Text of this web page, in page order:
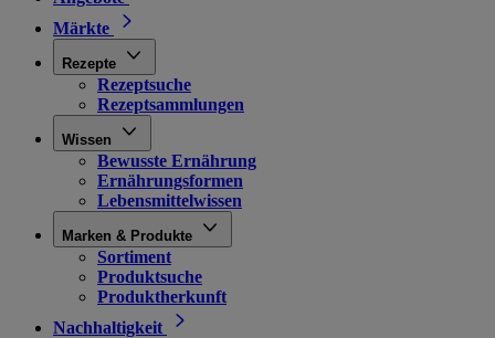
Märkte
Rezepte
Rezeptsuche
Rezeptsammlungen
Wissen
Bewusste Ernährung
Ernährungsformen
Lebensmittelwissen
Marken & Produkte
Sortiment
Produktsuche
Produktherkunft
Nachhaltigkeit